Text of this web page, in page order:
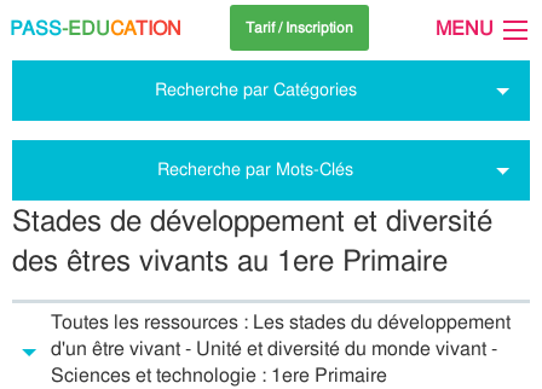
PASS-EDUCATION Tarif / Inscription MENU
Recherche par Catégories
Recherche par Mots-Clés
Stades de développement et diversité
des êtres vivants au 1ere Primaire
Toutes les ressources : Les stades du développement
d'un être vivant - Unité et diversité du monde vivant -
Sciences et technologie : 1ere Primaire